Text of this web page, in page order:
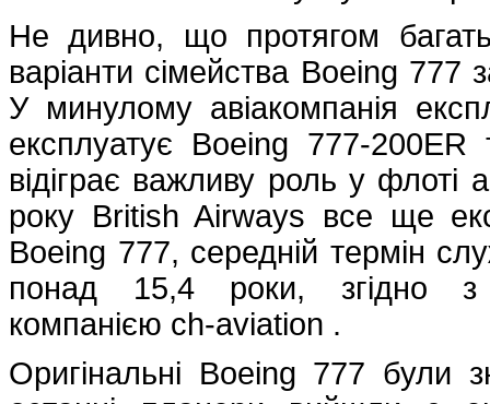
Не дивно, що протягом
варіанти сімейства Boeing
У минулому авіакомпанія
експлуатує Boeing 777-
відіграє важливу роль у флоті
року British Airways все ще
Boeing 777, середній термін
понад 15,4 роки, згідно
компанією ch-aviation .
Оригінальні Boeing 777 були